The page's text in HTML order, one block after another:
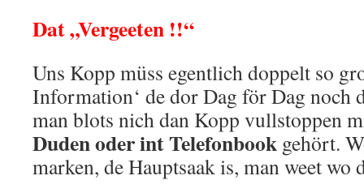
Dat „Vergeeten !!“
Uns Kopp müss egentlich doppelt so
Information‘ de dor Dag för Dag noch
man blots nich dan Kopp vullstoppen
Duden oder int Telefonbook gehört.
marken, de Hauptsaak is, man weet wo